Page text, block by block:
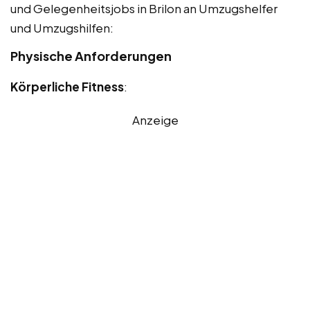
und Gelegenheitsjobs in Brilon an Umzugshelfer
und Umzugshilfen:
Physische Anforderungen
Körperliche Fitness:
Anzeige